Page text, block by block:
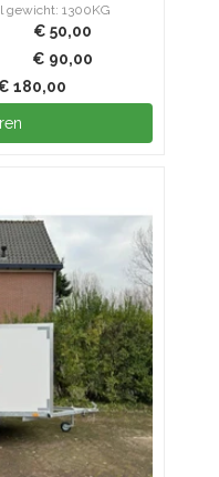
gewicht: 1300KG
€ 50,00
€ 90,00
180,00